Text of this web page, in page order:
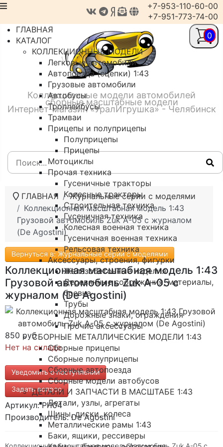
Коллекционные модели автомобилей
сборные масштабные модели
Интернет-магазин «УралИгрушка» - Челябинск
+7-953-110-60-00
+7-951-773-74-00
ГЛАВНАЯ
КАТАЛОГ
КОЛЛЕКЦИОННЫЕ МОДЕЛИ
Легковые автомобили
Автопоезда (сцепки) 1:43
Грузовые автомобили
Автобусы
Троллейбусы
Трамваи
Прицепы и полуприцепы
Полуприцепы
Прицепы
Мотоциклы
Прочая техника
Гусеничные тракторы
Колесные тракторы
Строительная техника
Гусеничная техника
Колесная военная техника
Гусеничная военная техника
Рельсовая техника
Аксессуары, строения, фигурки
Железобетонные изделия
Деревянные сооружения, материалы,
бревна
Трубы
Дорожные знаки, ограждения
Прочие аксессуары
СБОРНЫЕ МЕТАЛЛИЧЕСКИЕ МОДЕЛИ 1:43
Сборные прицепы
Сборные полуприцепы
Сборные автопоезда
Сборные модели автобусов
ДЕТАЛИ И ЗАПЧАСТИ В МАСШТАБЕ 1:43
Детали, узлы, агрегаты
Шины, диски, колеса
Металлические рамы 1:43
Баки, ящики, рессиверы
ГЛАВНАЯ
Журнальные серии с моделями
Коллекционная масштабная модель 1:43
Грузовой автомобиль Zuk A-05 с журналом
(De Agostini)
Вернуться в: Журнальные серии с моделями
Коллекционная масштабная модель 1:43
Грузовой автомобиль Zuk A-05 с
журналом (De Agostini)
850 руб
Нет на складе
Уведомить о поступлении
Задать вопрос
Артикул: Pl104
Производитель: De Agostini
0